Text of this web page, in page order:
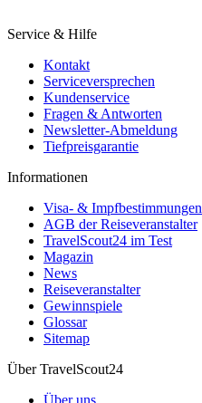
Service & Hilfe
Kontakt
Serviceversprechen
Kundenservice
Fragen & Antworten
Newsletter-Abmeldung
Tiefpreisgarantie
Informationen
Visa- & Impfbestimmungen
AGB der Reiseveranstalter
TravelScout24 im Test
Magazin
News
Reiseveranstalter
Gewinnspiele
Glossar
Sitemap
Über TravelScout24
Über uns